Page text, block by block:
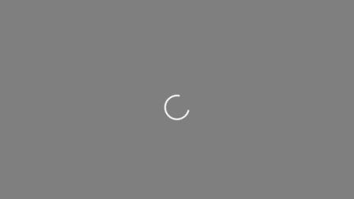
Wird geladen …